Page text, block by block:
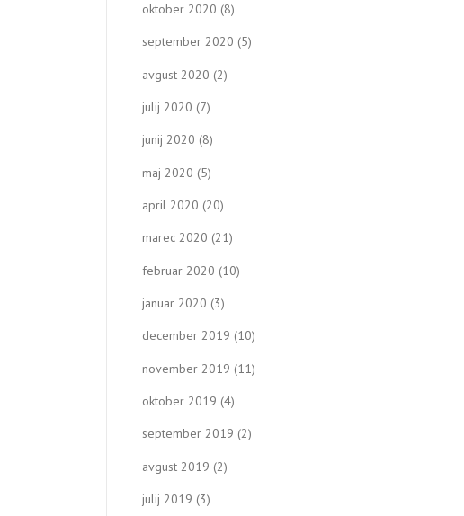
oktober 2020 (8)
september 2020 (5)
avgust 2020 (2)
julij 2020 (7)
junij 2020 (8)
maj 2020 (5)
april 2020 (20)
marec 2020 (21)
februar 2020 (10)
januar 2020 (3)
december 2019 (10)
november 2019 (11)
oktober 2019 (4)
september 2019 (2)
avgust 2019 (2)
julij 2019 (3)